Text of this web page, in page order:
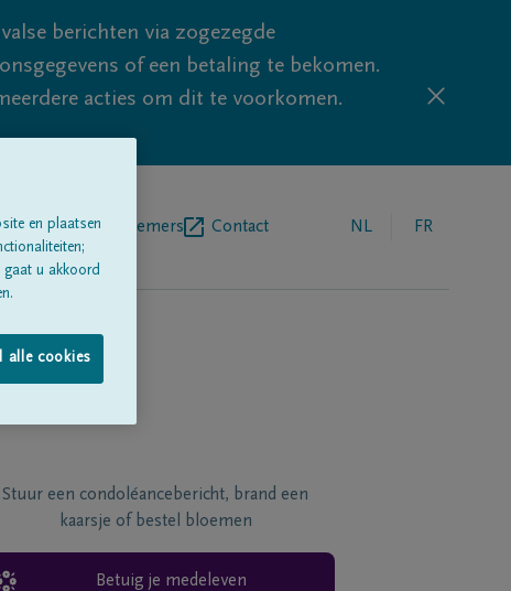
berichten via zogezegde
of een betaling te bekomen.
acties om dit te voorkomen.
Begrafenisondernemers Contact NL FR
Stuur een condoléancebericht, brand een
kaarsje of bestel bloemen
Betuig je medeleven
en plaatsen
gaat u akkoord
alle cookies